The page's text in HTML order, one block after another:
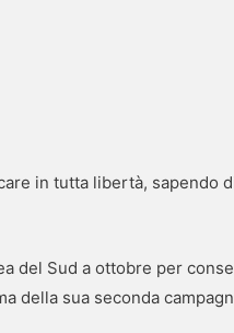
in tutta libertà, sapendo
del Sud a ottobre per
della sua seconda